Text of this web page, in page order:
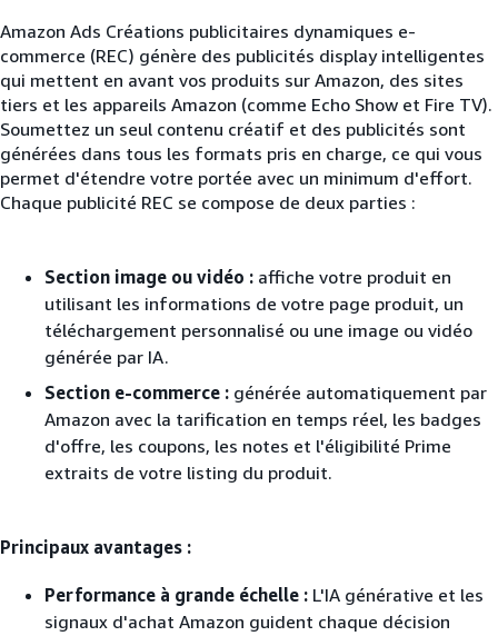
Amazon Ads Créations publicitaires dynamiques e-
commerce (REC) génère des publicités display intelligentes
qui mettent en avant vos produits sur Amazon, des sites
tiers et les appareils Amazon (comme Echo Show et Fire TV).
Soumettez un seul contenu créatif et des publicités sont
générées dans tous les formats pris en charge, ce qui vous
permet d'étendre votre portée avec un minimum d'effort.
Chaque publicité REC se compose de deux parties :
Section image ou vidéo : affiche votre produit en
utilisant les informations de votre page produit, un
téléchargement personnalisé ou une image ou vidéo
générée par IA.
Section e-commerce : générée automatiquement par
Amazon avec la tarification en temps réel, les badges
d'offre, les coupons, les notes et l'éligibilité Prime
extraits de votre listing du produit.
Principaux avantages :
Performance à grande échelle : L'IA générative et les
signaux d'achat Amazon guident chaque décision